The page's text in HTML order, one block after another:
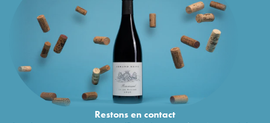
Restons encontact